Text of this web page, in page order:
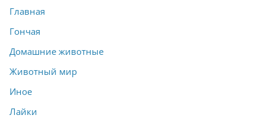
Главная
Гончая
Домашние животные
Животный мир
Иное
Лайки